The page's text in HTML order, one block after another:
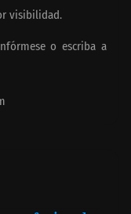
visibilidad.
o escriba a